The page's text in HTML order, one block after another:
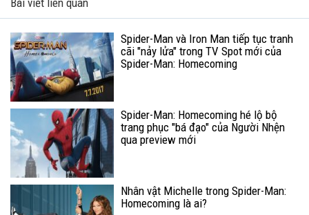
Bài viết liên quan
Spider-Man và Iron Man tiếp tục tranh
cãi "nảy lửa" trong TV Spot mới của
Spider-Man: Homecoming
Spider-Man: Homecoming hé lộ bộ
trang phục "bá đạo" của Người Nhện
qua preview mới
Nhân vật Michelle trong Spider-Man:
Homecoming là ai?